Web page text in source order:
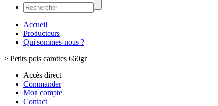
Accueil
Producteurs
Qui sommes-nous ?
> Petits pois carottes 660gr
Accès direct
Commander
Mon compte
Contact